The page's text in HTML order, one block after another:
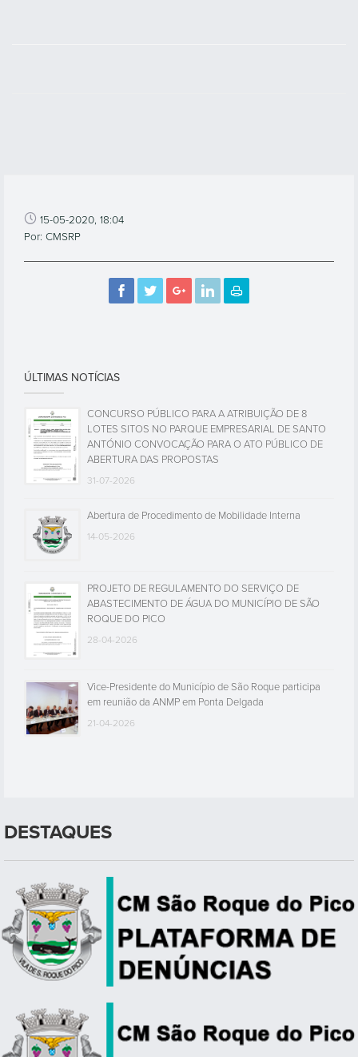
15-05-2020, 18:04
Por: CMSRP
ÚLTIMAS NOTÍCIAS
CONCURSO PÚBLICO PARA A ATRIBUIÇÃO DE 8
LOTES SITOS NO PARQUE EMPRESARIAL DE SANTO
ANTÓNIO CONVOCAÇÃO PARA O ATO PÚBLICO DE
ABERTURA DAS PROPOSTAS
31-07-2026
Abertura de Procedimento de Mobilidade Interna
14-05-2026
PROJETO DE REGULAMENTO DO SERVIÇO DE
ABASTECIMENTO DE ÁGUA DO MUNICÍPIO DE SÃO
ROQUE DO PICO
28-04-2026
Vice-Presidente do Município de São Roque participa
em reunião da ANMP em Ponta Delgada
21-04-2026
DESTAQUES